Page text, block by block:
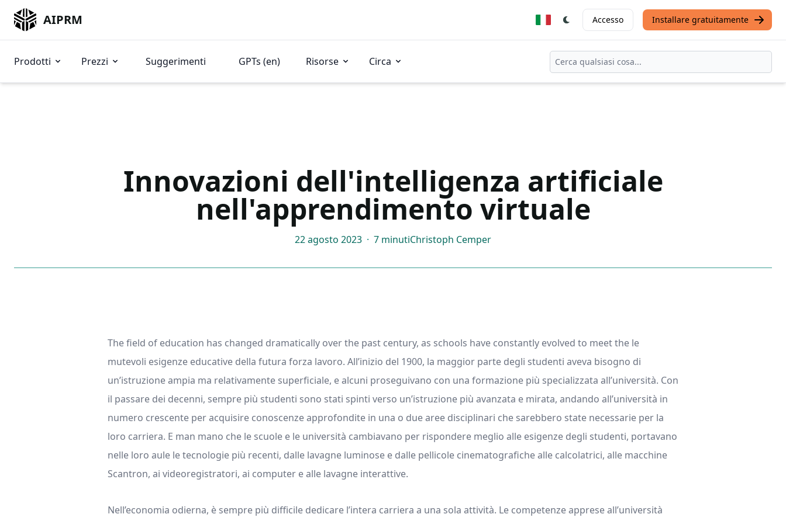
AIPRM Accesso Installare gratuitamente
Prodotti Prezzi Suggerimenti GPTs (en) Risorse Circa
Innovazioni dell'intelligenza artificiale
nell'apprendimento virtuale
22 agosto 2023 · 7 minutiChristoph Cemper
The field of education has changed dramatically over the past century, as schools have constantly evolved to meet the le
mutevoli esigenze educative della futura forza lavoro. All’inizio del 1900, la maggior parte degli studenti aveva bisogno di
un’istruzione ampia ma relativamente superficiale, e alcuni proseguivano con una formazione più specializzata all’università. Con
il passare dei decenni, sempre più studenti sono stati spinti verso un’istruzione più avanzata e mirata, andando all’università in
numero crescente per acquisire conoscenze approfondite in una o due aree disciplinari che sarebbero state necessarie per la
loro carriera. E man mano che le scuole e le università cambiavano per rispondere meglio alle esigenze degli studenti, portavano
nelle loro aule le tecnologie più recenti, dalle lavagne luminose e dalle pellicole cinematografiche alle calcolatrici, alle macchine
Scantron, ai videoregistratori, ai computer e alle lavagne interattive.
Nell’economia odierna, è sempre più difficile dedicare l’intera carriera a una sola attività. Le competenze apprese all’università